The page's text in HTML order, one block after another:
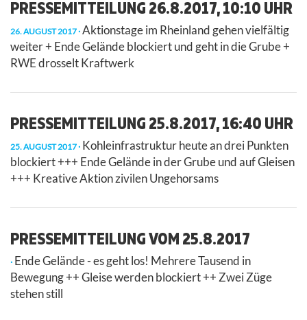
PRESSEMITTEILUNG 26.8.2017, 10:10 UHR
26. AUGUST 2017 Aktionstage im Rheinland gehen vielfältig
weiter + Ende Gelände blockiert und geht in die Grube +
RWE drosselt Kraftwerk
PRESSEMITTEILUNG 25.8.2017, 16:40 UHR
25. AUGUST 2017 Kohleinfrastruktur heute an drei Punkten
blockiert +++ Ende Gelände in der Grube und auf Gleisen
+++ Kreative Aktion zivilen Ungehorsams
PRESSEMITTEILUNG VOM 25.8.2017
Ende Gelände - es geht los! Mehrere Tausend in
Bewegung ++ Gleise werden blockiert ++ Zwei Züge
stehen still